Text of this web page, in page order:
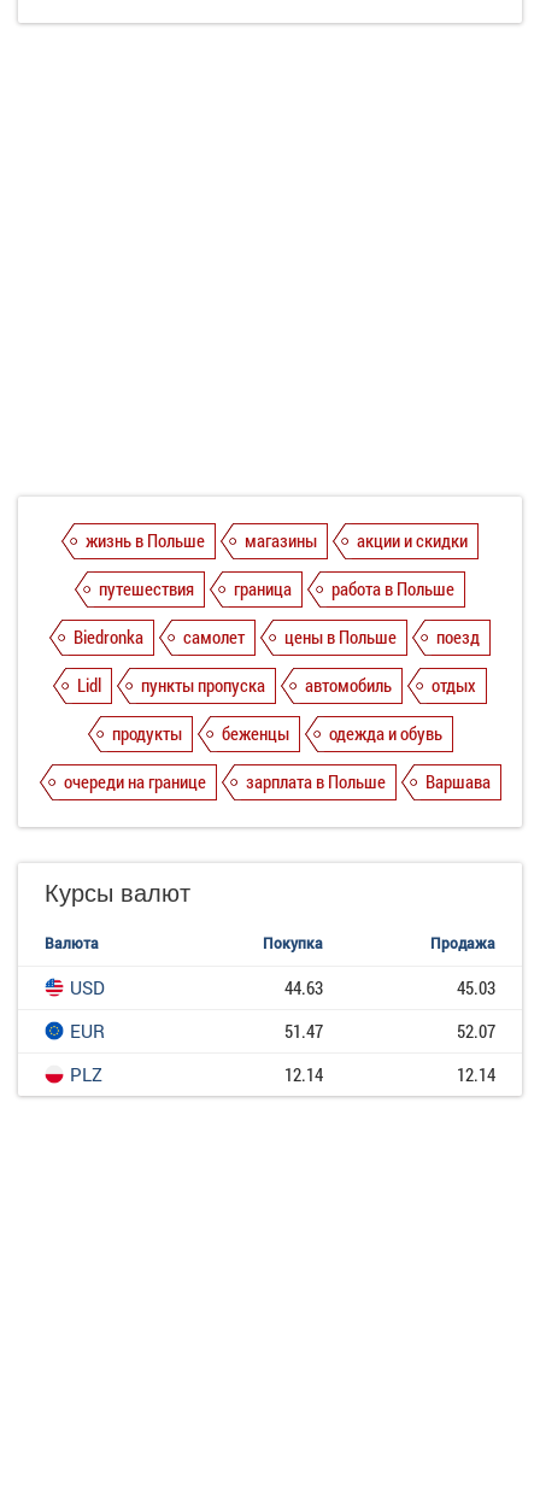
жизнь в Польше магазины
акции и скидки
путешествия
граница
работа в Польше
Biedronka
самолет цены в Польше
поезд
Lidl
пункты пропуска автомобиль
отдых
продукты
беженцы
одежда и обувь
очереди на границе
зарплата в Польше Варшава
Курсы валют
Валюта Покупка Продажа
USD 44.63
45.03
EUR
51.47
52.07
PLZ
12.14 12.14